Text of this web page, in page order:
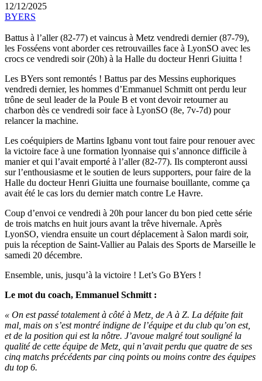
12/12/2025
BYERS
Battus à l’aller (82-77) et vaincus à Metz vendredi dernier (87-79),
les Fosséens vont aborder ces retrouvailles face à LyonSO avec les
crocs ce vendredi soir (20h) à la Halle du docteur Henri Giuitta !
Les BYers sont remontés ! Battus par des Messins euphoriques
vendredi dernier, les hommes d’Emmanuel Schmitt ont perdu leur
trône de seul leader de la Poule B et vont devoir retourner au
charbon dès ce vendredi soir face à LyonSO (8e, 7v-7d) pour
relancer la machine.
Les coéquipiers de Martins Igbanu vont tout faire pour renouer avec
la victoire face à une formation lyonnaise qui s’annonce difficile à
manier et qui l’avait emporté à l’aller (82-77). Ils compteront aussi
sur l’enthousiasme et le soutien de leurs supporters, pour faire de la
Halle du docteur Henri Giuitta une fournaise bouillante, comme ça
avait été le cas lors du dernier match contre Le Havre.
Coup d’envoi ce vendredi à 20h pour lancer du bon pied cette série
de trois matchs en huit jours avant la trêve hivernale. Après
LyonSO, viendra ensuite un court déplacement à Salon mardi soir,
puis la réception de Saint-Vallier au Palais des Sports de Marseille le
samedi 20 décembre.
Ensemble, unis, jusqu’à la victoire ! Let’s Go BYers !
Le mot du coach, Emmanuel Schmitt :
« On est passé totalement à côté à Metz, de A à Z. La défaite fait
mal, mais on s’est montré indigne de l’équipe et du club qu’on est,
et de la position qui est la nôtre. J’avoue malgré tout souligné la
qualité de cette équipe de Metz, qui n’avait perdu que quatre de ses
cinq matchs précédents par cinq points ou moins contre des équipes
du top 6.